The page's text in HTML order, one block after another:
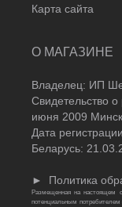
Карта сайта
О МАГАЗИНЕ
Владелец: ИП
Свидетельство
июня 2009
Дата
Беларусь:
► Политика
Размещенная на настоящем
потенциальным потребителем